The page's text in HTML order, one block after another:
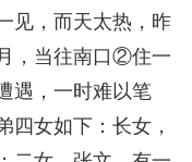
见，而天太热，昨
，当往南口②住一
遇，一时难以笔
四女如下：长女，